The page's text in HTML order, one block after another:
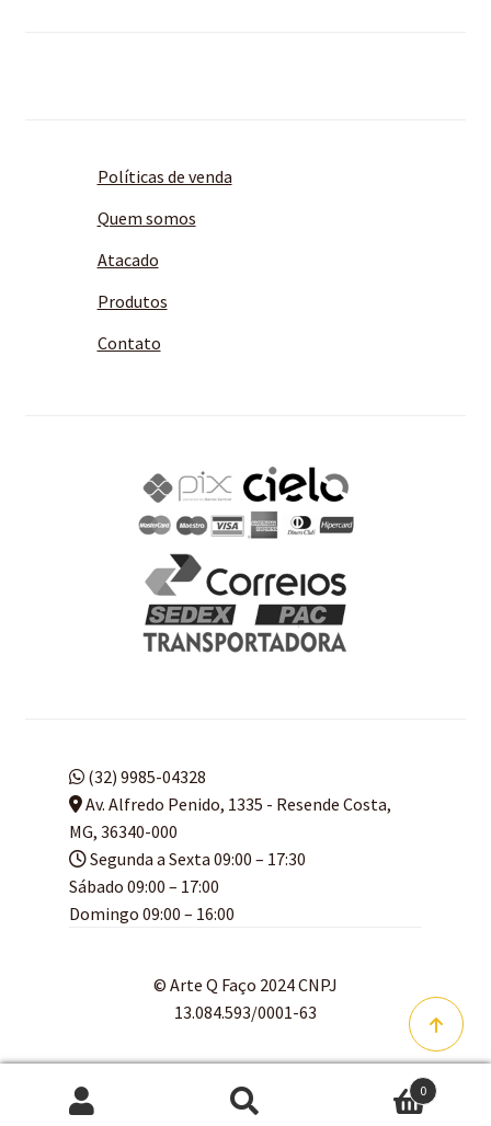
Políticas de venda
Quem somos
Atacado
Produtos
Contato
(32) 9985-04328
Av. Alfredo Penido, 1335 - Resende Costa,
MG, 36340-000
Segunda a Sexta 09:00 – 17:30
Sábado 09:00 – 17:00
Domingo 09:00 – 16:00
© Arte Q Faço 2024 CNPJ
13.084.593/0001-63
Pesquisar
Pesquisar
0